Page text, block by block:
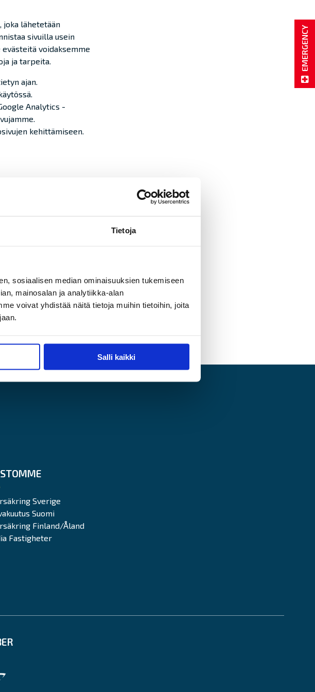
Tietoja
sosiaalisen median ominaisuuksien tukemiseen
mainosalan ja analytiikka-alan
voivat yhdistää näitä tietoja muihin tietoihin, joita
Salli kaikki
EMERGENCY
joka lähetetään
sivuilla usein
voidaksemme
ja tarpeita.
ajan.
Analytics -
kehittämiseen.
evästeiden
Sverige
Suomi
Finland/Åland
Fastigheter